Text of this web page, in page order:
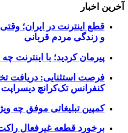
آخرین اخبار
قطع اینترنت در ایران؛
و زندگی مردم قربانی
پیرمان کردید؛ با اینترنت
کنفرانس تک‌کرانچ دیسراپت ۲۰۲۶
کمپین تبلیغاتی موفق چه